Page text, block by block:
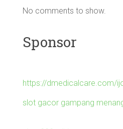
No comments to show.
Sponsor
https://dmedicalcare.com/
slot gacor gampang